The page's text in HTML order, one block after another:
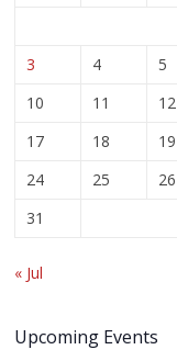
3
4 5
10
11 12
17
18 19
24
25 26
31
« Jul
Upcoming Events